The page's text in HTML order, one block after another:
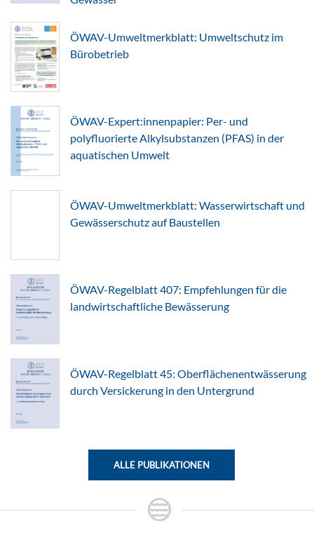
ÖWAV-Umweltmerkblatt: Umweltschutz im
Bürobetrieb
ÖWAV-Expert:innenpapier: Per- und
polyfluorierte Alkylsubstanzen (PFAS) in der
aquatischen Umwelt
ÖWAV-Umweltmerkblatt: Wasserwirtschaft und
Gewässerschutz auf Baustellen
ÖWAV-Regelblatt 407: Empfehlungen für die
landwirtschaftliche Bewässerung
ÖWAV-Regelblatt 45: Oberflächenentwässerung
durch Versickerung in den Untergrund
ALLE PUBLIKATIONEN